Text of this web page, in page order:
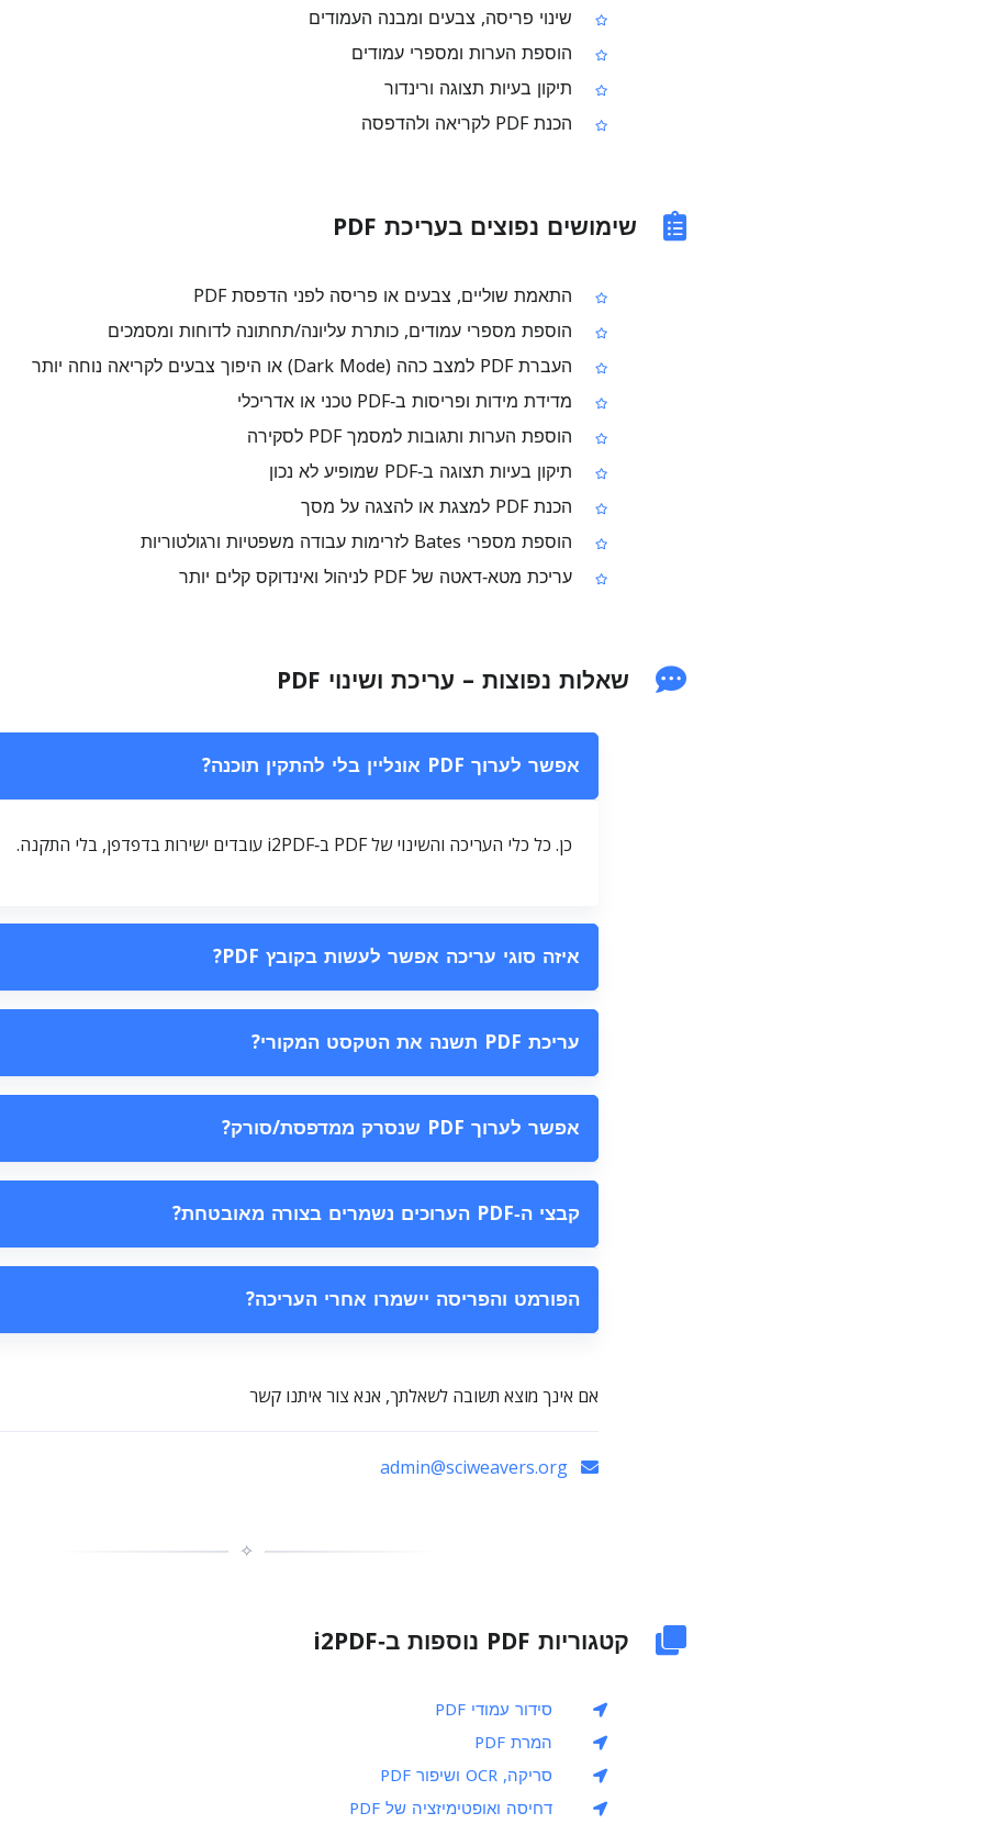
שינוי פריסה, צבעים ומבנה העמודים
הוספת הערות ומספרי עמודים
תיקון בעיות תצוגה ורינדור
הכנת PDF לקריאה ולהדפסה
שימושים נפוצים בעריכת PDF
התאמת שוליים, צבעים או פריסה לפני הדפסת PDF
הוספת מספרי עמודים, כותרת עליונה/תחתונה לדוחות ומסמכים
העברת PDF למצב כהה (Dark Mode) או היפוך צבעים לקריאה נוחה יותר
מדידת מידות ופריסות ב‑PDF טכני או אדריכלי
הוספת הערות ותגובות למסמך PDF לסקירה
תיקון בעיות תצוגה ב‑PDF שמופיע לא נכון
הכנת PDF למצגת או להצגה על מסך
הוספת מספרי Bates לזרימות עבודה משפטיות ורגולטוריות
עריכת מטא‑דאטה של PDF לניהול ואינדוקס קלים יותר
שאלות נפוצות – עריכת ושינוי PDF
אפשר לערוך PDF אונליין בלי להתקין תוכנה?
כן. כל כלי העריכה והשינוי של PDF ב‑i2PDF עובדים ישירות בדפדפן, בלי התקנה.
איזה סוגי עריכה אפשר לעשות בקובץ PDF?
עריכת PDF תשנה את הטקסט המקורי?
אפשר לערוך PDF שנסרק ממדפסת/סורק?
קבצי ה‑PDF הערוכים נשמרים בצורה מאובטחת?
הפורמט והפריסה יישמרו אחרי העריכה?
אם אינך מוצא תשובה לשאלתך, אנא צור איתנו קשר
✧
קטגוריות PDF נוספות ב‑i2PDF
סידור עמודי PDF
המרת PDF
סריקה, OCR ושיפור PDF
דחיסה ואופטימיזציה של PDF